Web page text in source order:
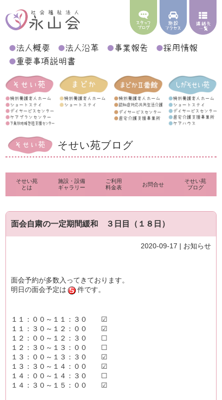
そせい苑ブログ
そせい苑
とは
施設・設備
ギャラリー
ご利用
料金表
お問合せ
そせい苑
ブログ
面会自粛の一定期間緩和 ３日目（１８日）
2020-09-17 | お知らせ
面会予約が多数入ってきております。
明日の面会予定は
件です。
１１：００～１１：３０ ☑
１１：３０～１２：００ ☑
１２：００～１２：３０ ☐
１２：３０～１３：００ ☐
１３：００～１３：３０ ☑
１３：３０～１４：００ ☑
１４：００～１４：３０ ☐
１４：３０～１５：００ ☑